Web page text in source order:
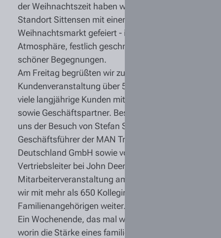
der Weihnachtszeit haben wir diese Jubiläen am
Standort Sittensen mit einem eigenen
Weihnachtsmarkt gefeiert - in gemütlicher
Atmosphäre, festlich geschmückt und voller
schöner Begegnungen.
Am Freitag begrüßten wir zur
Kundenveranstaltung über 500 Gäste - darunter
viele langjährige Kunden mit ihren Familien
sowie Geschäftspartner. Besonders gefreut hat
uns der Besuch von Stefan Schall,
Geschäftsführer der MAN Truck & Bus
Deutschland GmbH sowie von Stefan Lutzke,
Vertriebsleiter bei John Deere. Bei der
Mitarbeiterveranstaltung am Samstag feierten
wir mit mehr als 650 Kolleginnen, Kollegen und
Familienangehörigen weiter.
Ein Wochenende, das mal wieder gezeigt hat,
worin die Stärke eines familiengeführten